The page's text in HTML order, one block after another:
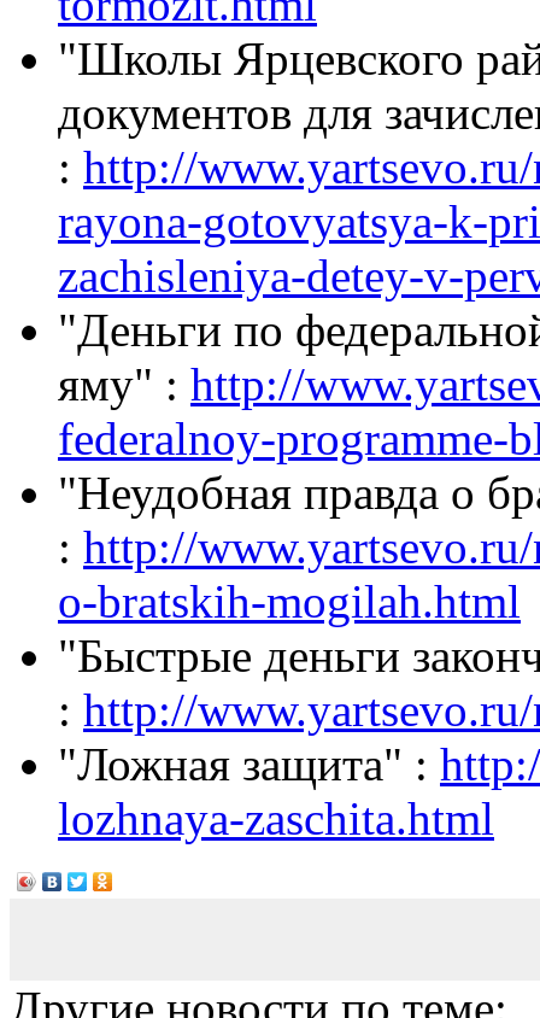
"Школы Ярцевского
документов для
: http://
rayona-gotovyatsya-k-
zachisleniya-detey-v-
"Деньги по
яму" : http://
federalnoy-programme-
"Неудобная правда о
: http://
o-bratskih-mogilah.html
"Быстрые деньги
: http://
"Ложная защита" :
lozhnaya-zaschita.html